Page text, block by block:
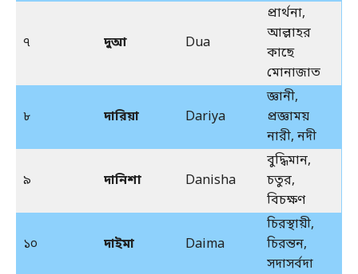
৭ দুআ Dua
প্রার্থনা,
আল্লাহর
কাছে
মোনাজাত
৮ দারিয়া Dariya
জ্ঞানী,
প্রজ্ঞাময়
নারী, নদী
৯ দানিশা Danisha
বুদ্ধিমান,
চতুর,
বিচক্ষণ
১০ দাইমা Daima
চিরস্থায়ী,
চিরন্তন,
সদাসর্বদা